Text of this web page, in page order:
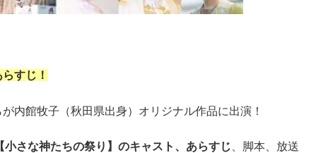
すじ！
内館牧子（秋田県出身）オリジナル作品に出演！
小さな神たちの祭り】のキャスト、あらすじ 、脚本、放送